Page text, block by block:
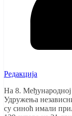
Редакција
На 8.
Удружења
су синоћ имали